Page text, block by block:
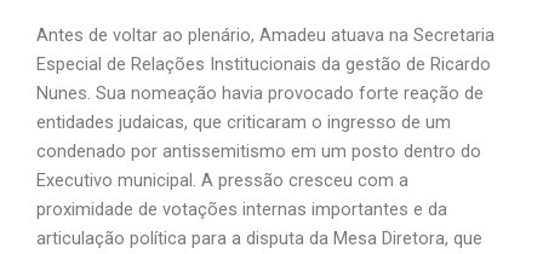
Antes de voltar ao plenário, Amadeu atuava na Secretaria
Especial de Relações Institucionais da gestão de Ricardo
Nunes. Sua nomeação havia provocado forte reação de
entidades judaicas, que criticaram o ingresso de um
condenado por antissemitismo em um posto dentro do
Executivo municipal. A pressão cresceu com a
proximidade de votações internas importantes e da
articulação política para a disputa da Mesa Diretora, que